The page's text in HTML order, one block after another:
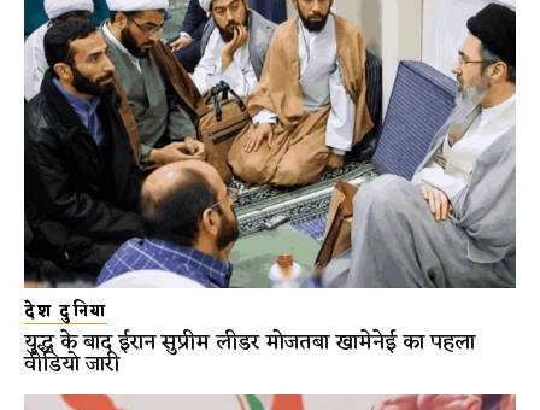
देश दुनिया
युद्ध के बाद ईरान सुप्रीम लीडर मोजतबा खामेनेई का पहला
वीडियो जारी